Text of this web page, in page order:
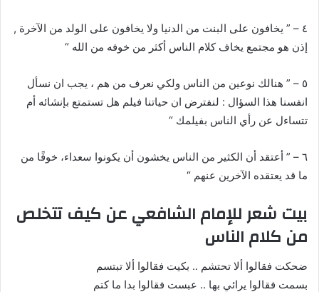
٤ – ” يخافون على البنت من الدنيا ولا يخافون على الولد من الآخرة ,
إذن هو مجتمع يخاف كلام الناس أكثر من خوفه من الله “
٥ – ” هنالك نوعين من الناس ولكي نعرف من هم ، يجب ان نسأل
انفسنا هذا السؤال : لنفترض ان حياتنا فيلم هل تستمتع بإنشائه أم
تتساءل عن رأي الناس بفيلمك “
٦ – ” أعتقد أن الكثير من الناس يخشون أن يكونوا سعداء، خوفًا من
ما قد يعتقده الآخرين عنهم “
بيت شعر للإمام الشافعي عن كيف تتخلص
من كلام الناس
ضحكت فقالوا ألا تحتشم .. بكيت فقالوا ألا تبتسم
بسمت فقالوا يرائي بها .. عبست فقالوا بدا ما كتم